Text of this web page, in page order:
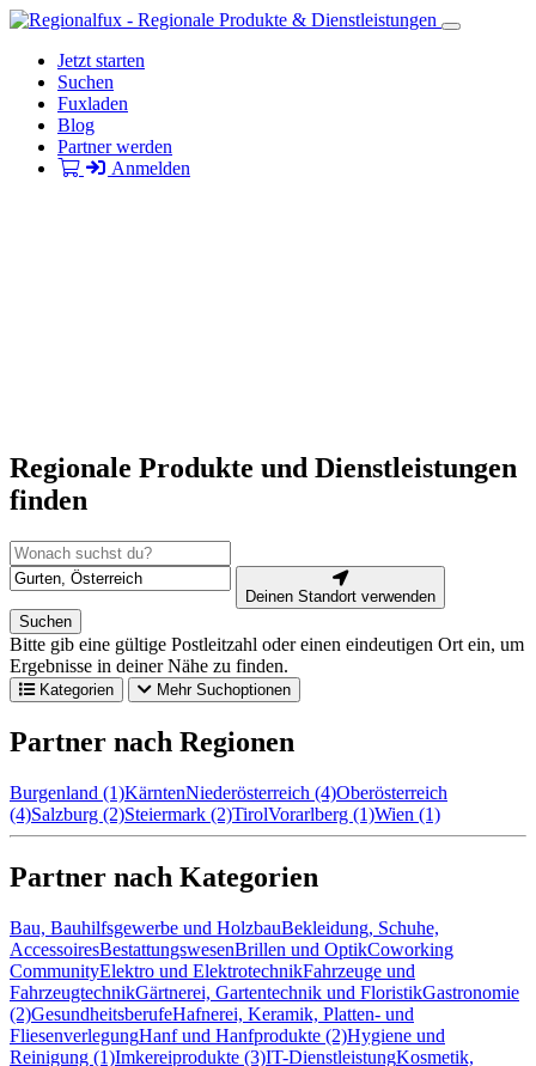
Jetzt starten
Suchen
Fuxladen
Blog
Partner werden
Anmelden
Regionale Produkte und Dienstleistungen
finden
Deinen Standort verwenden
Suchen
Bitte gib eine gültige Postleitzahl oder einen eindeutigen Ort ein, um
Ergebnisse in deiner Nähe zu finden.
Kategorien Mehr Suchoptionen
Partner nach Regionen
Burgenland (1)KärntenNiederösterreich (4)Oberösterreich
(4)Salzburg (2)Steiermark (2)TirolVorarlberg (1)Wien (1)
Partner nach Kategorien
Bau, Bauhilfsgewerbe und HolzbauBekleidung, Schuhe,
AccessoiresBestattungswesenBrillen und OptikCoworking
CommunityElektro und ElektrotechnikFahrzeuge und
FahrzeugtechnikGärtnerei, Gartentechnik und FloristikGastronomie
(2)GesundheitsberufeHafnerei, Keramik, Platten- und
FliesenverlegungHanf und Hanfprodukte (2)Hygiene und
Reinigung (1)Imkereiprodukte (3)IT-DienstleistungKosmetik,